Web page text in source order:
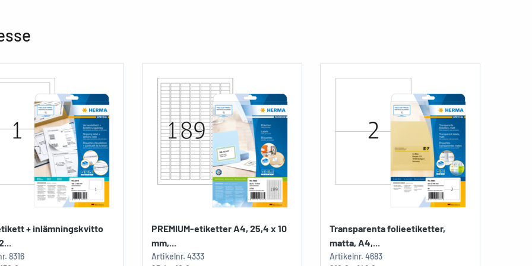
+ inlämningskvitto
8316
PREMIUM-etiketter A4, 25,4 x 10
mm,...
Artikelnr. 4333
Transparenta folieetiketter,
matta, A4,...
Artikelnr. 4683